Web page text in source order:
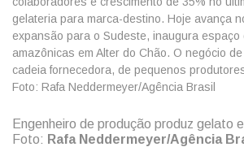
Engenheiro de produção produz gelato
Foto: Rafa Neddermeyer/Agência